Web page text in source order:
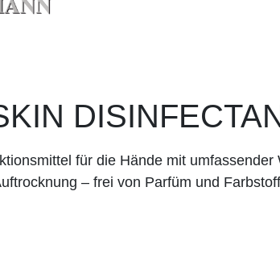
für die Hände mit umfassender
– frei von Parfüm und